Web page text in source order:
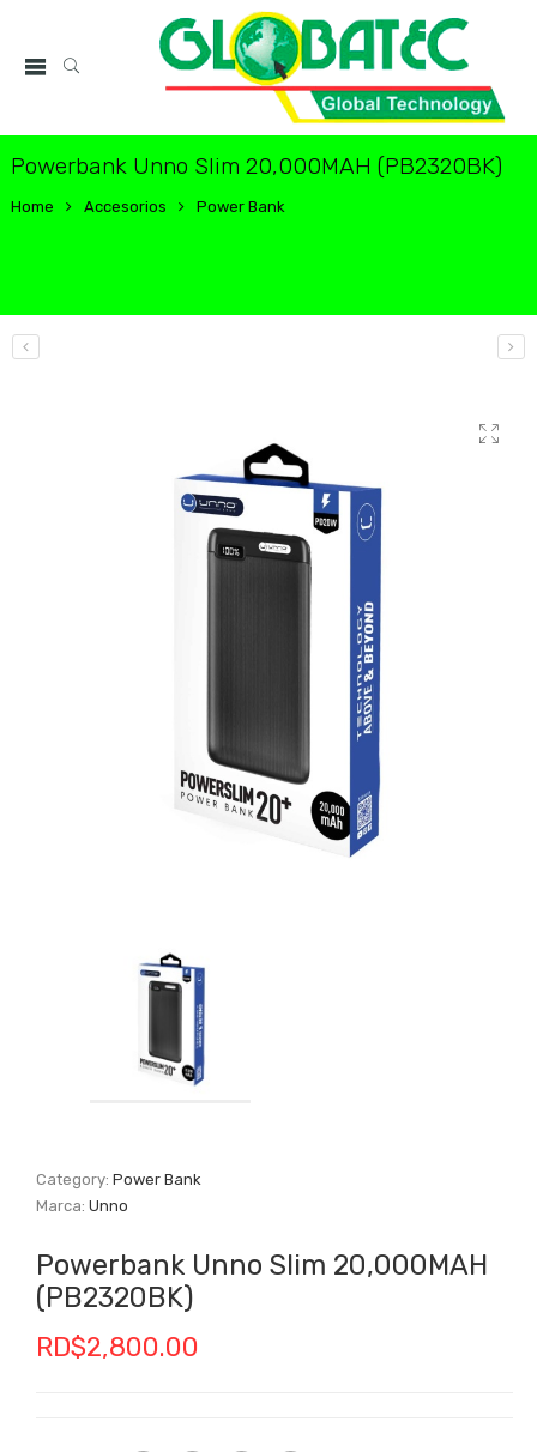
Powerbank Unno Slim 20,000MAH (PB2320BK)
Home Accesorios Power Bank
Category:Power Bank
Marca:Unno
Powerbank Unno Slim 20,000MAH
(PB2320BK)
RD$2,800.00